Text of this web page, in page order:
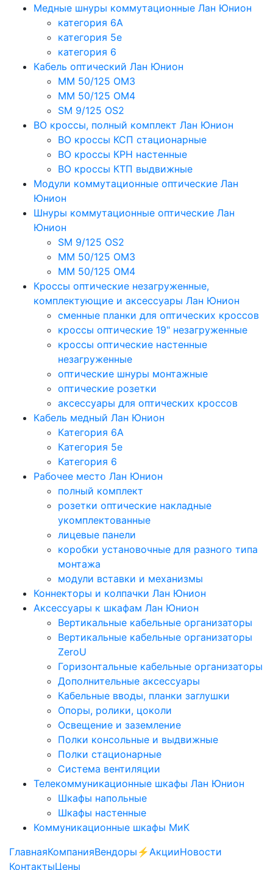
Медные шнуры коммутационные Лан Юнион
категория 6A
категория 5e
категория 6
Кабель оптический Лан Юнион
MM 50/125 OM3
MM 50/125 OM4
SM 9/125 OS2
ВО кроссы, полный комплект Лан Юнион
ВО кроссы КСП стационарные
ВО кроссы КРН настенные
ВО кроссы КТП выдвижные
Модули коммутационные оптические Лан
Юнион
Шнуры коммутационные оптические Лан
Юнион
SM 9/125 OS2
MM 50/125 OM3
MM 50/125 OM4
Кроссы оптические незагруженные,
комплектующие и аксессуары Лан Юнион
сменные планки для оптических кроссов
кроссы оптические 19" незагруженные
кроссы оптические настенные
незагруженные
оптические шнуры монтажные
оптические розетки
аксессуары для оптических кроссов
Кабель медный Лан Юнион
Категория 6A
Категория 5e
Категория 6
Рабочее место Лан Юнион
полный комплект
розетки оптические накладные
укомплектованные
лицевые панели
коробки установочные для разного типа
монтажа
модули вставки и механизмы
Коннекторы и колпачки Лан Юнион
Аксессуары к шкафам Лан Юнион
Вертикальные кабельные организаторы
Вертикальные кабельные организаторы
ZeroU
Горизонтальные кабельные организаторы
Дополнительные аксессуары
Кабельные вводы, планки заглушки
Опоры, ролики, цоколи
Освещение и заземление
Полки консольные и выдвижные
Полки стационарные
Система вентиляции
Телекоммуникационные шкафы Лан Юнион
Шкафы напольные
Шкафы настенные
Коммуникационные шкафы МиК
ГлавнаяКомпанияВендоры ⚡️АкцииНовости
КонтактыЦены